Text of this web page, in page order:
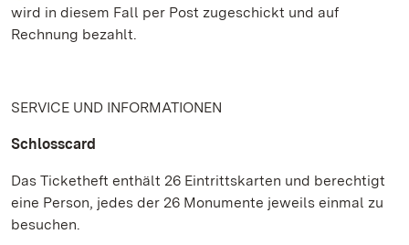
wird in diesem Fall per Post zugeschickt und auf
Rechnung bezahlt.
SERVICE UND INFORMATIONEN
Schlosscard
Das Ticketheft enthält 26 Eintrittskarten und berechtigt
eine Person, jedes der 26 Monumente jeweils einmal zu
besuchen.